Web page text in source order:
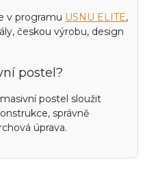
v programu USNU ELITE,
českou výrobu, design
postel?
postel sloužit
správně
úprava.